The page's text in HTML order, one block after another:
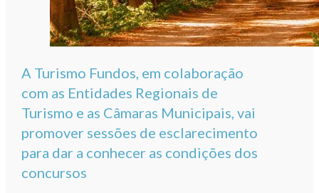
A Turismo Fundos, em colaboração
com as Entidades Regionais de
Turismo e as Câmaras Municipais, vai
promover sessões de esclarecimento
para dar a conhecer as condições dos
concursos